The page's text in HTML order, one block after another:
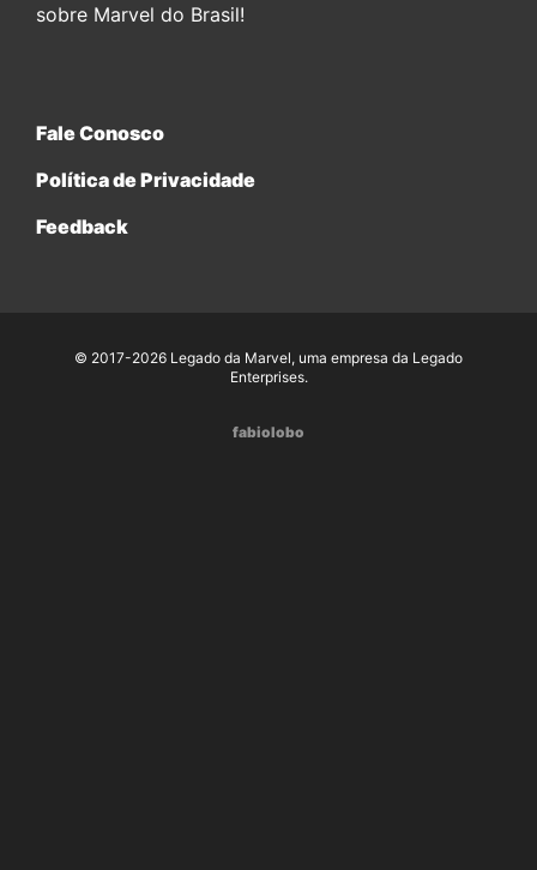
sobre Marvel do Brasil!
Fale Conosco
Política de Privacidade
Feedback
© 2017-2026 Legado da Marvel, uma empresa da Legado
Enterprises.
fabiolobo